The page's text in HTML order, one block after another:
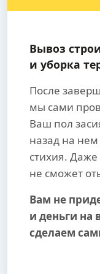
Вывоз
и уборка
После
мы сами
Ваш пол
назад на
стихия.
не сможет
Вам не
и деньги на
сделаем